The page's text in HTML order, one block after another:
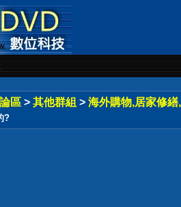
區 > 其他群組 > 海外購物,居家修
?